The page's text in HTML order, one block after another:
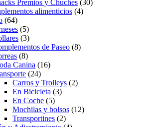
Premios y Chuches (30)
alimenticios (4)
(64)
(5)
(3)
de Paseo (8)
(8)
Canina (16)
(24)
Carros y Trolleys (2)
En Bicicleta (3)
En Coche (5)
Mochilas y bolsos (12)
Transportines (2)